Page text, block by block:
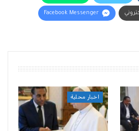
Facebook Messenger
اخبار محلية